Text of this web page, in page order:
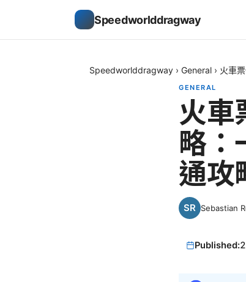
Speedworlddragway
Speedworlddragway › General › 火車
GENERAL
火車
略：
通攻
Sebastian
Published: